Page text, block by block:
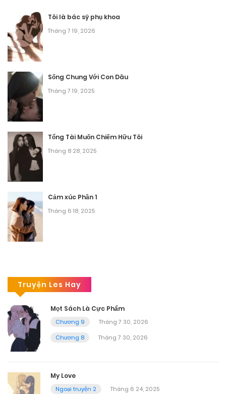
Tôi là bác sỹ phụ khoa
Tháng 7 19, 2026
Sống Chung Với Con Dâu
Tháng 7 19, 2025
Tổng Tài Muốn Chiếm Hữu Tôi
Tháng 8 28, 2025
Cảm xúc Phần 1
Tháng 6 18, 2025
Truyện Les Hay
Mọt Sách Là Cực Phẩm
Chương 9
Tháng 7 30, 2026
Chương 8
Tháng 7 30, 2026
My Love
Ngoại truyện 2
Tháng 6 24, 2025